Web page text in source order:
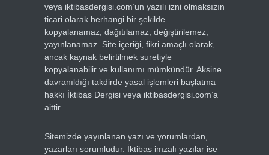
veya iktibasdergisi.com’un yazılı izni olmaksızın
ticari olarak herhangi bir şekilde
kopyalanamaz, dağıtılamaz, değiştirilemez,
yayınlanamaz. Site içeriği, fikri amaçlı olarak,
ancak kaynak belirtilmek suretiyle
kopyalanabilir ve kullanımı mümkündür. Aksine
davranıldığı takdirde yasal işlemleri başlatma
hakkı İktibas Dergisi veya iktibasdergisi.com’a
aittir.
Sitemizde yayınlanan yazı ve yorumlardan,
yazarları sorumludur. İktibas imzalı yazılar ise